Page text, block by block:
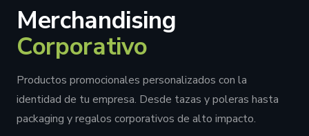
Merchandising
Corporativo
Productos promocionales personalizados con la
identidad de tu empresa. Desde tazas y poleras hasta
packaging y regalos corporativos de alto impacto.